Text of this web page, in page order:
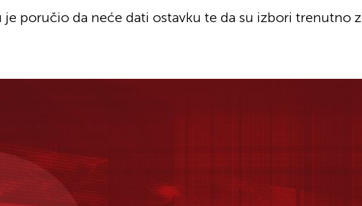
poručio da neće dati ostavku te da su izbori trenutno